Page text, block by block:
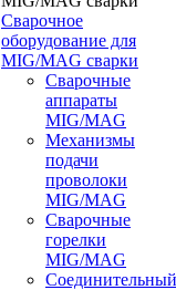
Сварочное
оборудование для
MIG/MAG сварки
Сварочные
аппараты
MIG/MAG
Механизмы
подачи
проволоки
MIG/MAG
Сварочные
горелки
MIG/MAG
Соединительный